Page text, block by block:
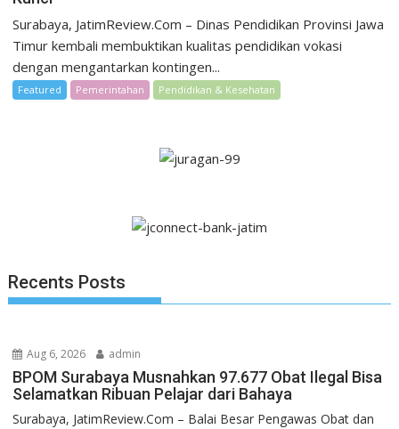
Surabaya, JatimReview.Com – Dinas Pendidikan Provinsi Jawa
Timur kembali membuktikan kualitas pendidikan vokasi
dengan mengantarkan kontingen...
Featured Pemerintahan Pendidikan & Kesehatan
Recents Posts
Aug 6, 2026 admin
BPOM Surabaya Musnahkan 97.677 Obat Ilegal Bisa
Selamatkan Ribuan Pelajar dari Bahaya
Surabaya, JatimReview.Com – Balai Besar Pengawas Obat dan